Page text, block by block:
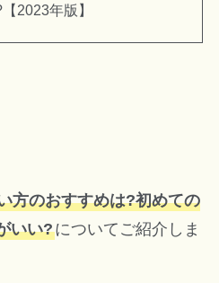
2023年版】
方のおすすめは?初めての
いい?についてご紹介しま